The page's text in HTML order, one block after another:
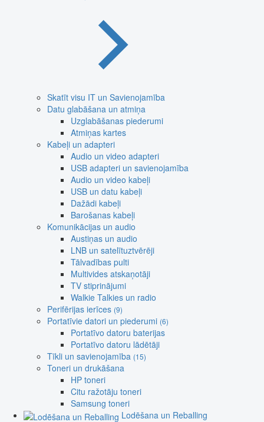
Skatīt visu IT un Savienojamība
Datu glabāšana un atmiņa
Uzglabāšanas piederumi
Atmiņas kartes
Kabeļi un adapteri
Audio un video adapteri
USB adapteri un savienojamība
Audio un video kabeļi
USB un datu kabeļi
Dažādi kabeļi
Barošanas kabeļi
Komunikācijas un audio
Austiņas un audio
LNB un satelītuztvērēji
Tālvadības pulti
Multivides atskaņotāji
TV stiprinājumi
Walkie Talkies un radio
Perifērijas ierīces (9)
Portatīvie datori un piederumi (6)
Portatīvo datoru baterijas
Portatīvo datoru lādētāji
Tīkli un savienojamība (15)
Toneri un drukāšana
HP toneri
Citu ražotāju toneri
Samsung toneri
Lodēšana un Reballing